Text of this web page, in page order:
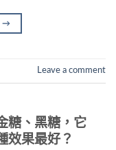
→
Leave a comment
糖、黑糖，它
效果最好？